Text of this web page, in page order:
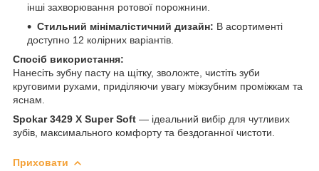
інші захворювання ротової порожнини.
Стильний мінімалістичний дизайн: В асортименті
доступно 12 колірних варіантів.
Спосіб використання:
Нанесіть зубну пасту на щітку, зволожте, чистіть зуби
круговими рухами, приділяючи увагу міжзубним проміжкам та
яснам.
Spokar 3429 X Super Soft — ідеальний вибір для чутливих
зубів, максимального комфорту та бездоганної чистоти.
Приховати